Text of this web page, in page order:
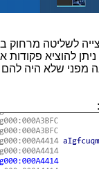
לשליטה מרחוק
להוציא פקודות
מפני שלא היה להם